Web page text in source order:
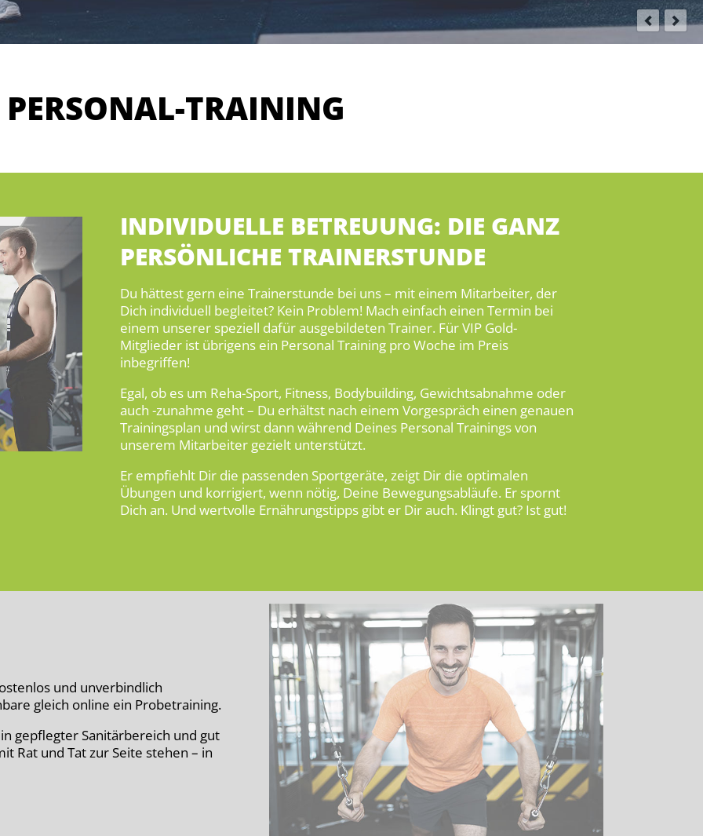
PERSONAL-TRAINING
INDIVIDUELLE BETREUUNG: DIE GANZ
PERSÖNLICHE TRAINERSTUNDE
Du hättest gern eine Trainerstunde bei uns – mit einem Mitarbeiter, der
Dich individuell begleitet? Kein Problem! Mach einfach einen Termin bei
einem unserer speziell dafür ausgebildeten Trainer. Für VIP Gold-
Mitglieder ist übrigens ein Personal Training pro Woche im Preis
inbegriffen!
Egal, ob es um Reha-Sport, Fitness, Bodybuilding, Gewichtsabnahme oder
auch -zunahme geht – Du erhältst nach einem Vorgespräch einen genauen
Trainingsplan und wirst dann während Deines Personal Trainings von
unserem Mitarbeiter gezielt unterstützt.
Er empfiehlt Dir die passenden Sportgeräte, zeigt Dir die optimalen
Übungen und korrigiert, wenn nötig, Deine Bewegungsabläufe. Er spornt
Dich an. Und wertvolle Ernährungstipps gibt er Dir auch. Klingt gut? Ist gut!
und unverbindlich
gleich online ein Probetraining.
gepflegter Sanitärbereich und gut
Rat und Tat zur Seite stehen – in